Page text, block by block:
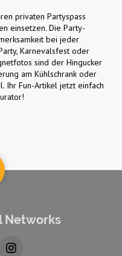
privaten Partyspass
einsetzen. Die Party-
bei jeder
Karnevalsfest oder
sind der Hingucker
am Kühlschrank oder
Ihr Fun-Artikel jetzt einfach
Networks